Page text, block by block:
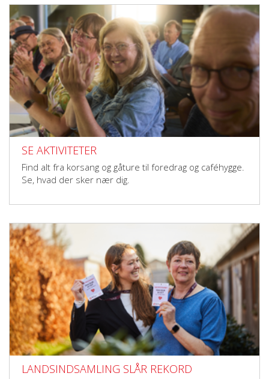
SE AKTIVITETER
Find alt fra korsang og gåture til foredrag og caféhygge.
Se, hvad der sker nær dig.
LANDSINDSAMLING SLÅR REKORD